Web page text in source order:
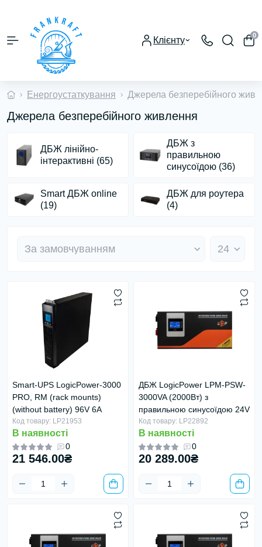
Клієнту
0
Енергоустаткування Джерела безперебійного
Джерела безперебійного живлення
ДБЖ лінійно-
інтерактивні (65)
ДБЖ з
правильною
синусоїдою (36)
Smart ДБЖ online
(19)
ДБЖ для роутера
(4)
Smart-UPS LogicPower-3000
PRO, RM (rack mounts)
(without battery) 96V 6A
Код товару: LP21953
В наявності
0
21 546.00₴
ДБЖ LogicPower LPM-PSW-
3000VA (2000Вт) з
правильною синусоїдою 24V
Код товару: LP22892
В наявності
0
20 289.00₴